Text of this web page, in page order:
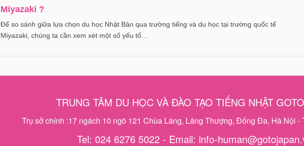
Miyazaki ?
Để so sánh giữa lựa chọn du học Nhật Bản qua trường tiếng và du học tại trường quốc tế
Miyazaki, chúng ta cần xem xét một số yếu tố…
TRUNG TÂM DU HỌC VÀ ĐÀO TẠO TIẾNG NHẬT
Trụ sở chính :17 ngách 10 ngõ 121 Chùa Láng, Láng Thượng, Đống Đa, Hà Nội -
Tel: 024 6276 5022 - Email: info-